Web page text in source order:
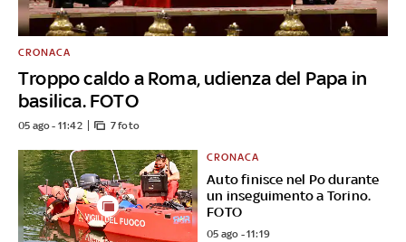
Troppo caldo a Roma, udienza del Papa in
basilica. FOTO
CRONACA
05 ago - 11:42 7 foto
Auto finisce nel Po durante
un inseguimento a Torino.
FOTO
CRONACA
05 ago - 11:19